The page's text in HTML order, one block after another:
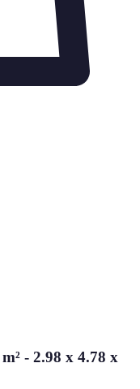
- 2.98 x 4.78 x